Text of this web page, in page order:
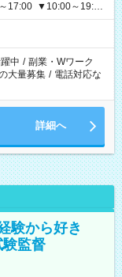
17:00 ▼10:00～19:00
中 / 副業・Wワーク
大量募集 / 電話対応な
詳細へ
験から好き
監督